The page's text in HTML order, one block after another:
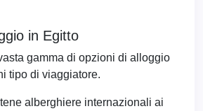
in Egitto
gamma di opzioni di alloggio
tipo di viaggiatore.
alberghiere internazionali ai